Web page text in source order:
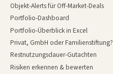
Objekt-Alerts für Off-Market-Deals
Portfolio-Dashboard
Portfolio-Überblick in Excel
Privat, GmbH oder Familienstiftung?
Restnutzungsdauer-Gutachten
Risiken erkennen & bewerten